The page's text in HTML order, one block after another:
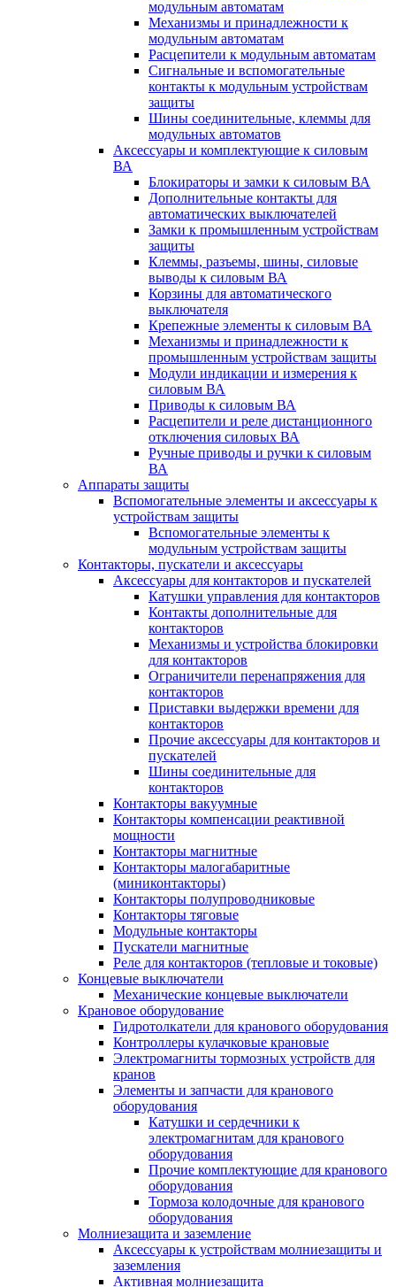
модульным автоматам
Механизмы и принадлежности к
модульным автоматам
Расцепители к модульным автоматам
Сигнальные и вспомогательные
контакты к модульным устройствам
защиты
Шины соединительные, клеммы для
модульных автоматов
Аксессуары и комплектующие к силовым
ВА
Блокираторы и замки к силовым ВА
Дополнительные контакты для
автоматических выключателей
Замки к промышленным устройствам
защиты
Клеммы, разъемы, шины, силовые
выводы к силовым ВА
Корзины для автоматического
выключателя
Крепежные элементы к силовым ВА
Механизмы и принадлежности к
промышленным устройствам защиты
Модули индикации и измерения к
силовым ВА
Приводы к силовым ВА
Расцепители и реле дистанционного
отключения силовых ВА
Ручные приводы и ручки к силовым
ВА
Аппараты защиты
Вспомогательные элементы и аксессуары к
устройствам защиты
Вспомогательные элементы к
модульным устройствам защиты
Контакторы, пускатели и аксессуары
Аксессуары для контакторов и пускателей
Катушки управления для контакторов
Контакты дополнительные для
контакторов
Механизмы и устройства блокировки
для контакторов
Ограничители перенапряжения для
контакторов
Приставки выдержки времени для
контакторов
Прочие аксессуары для контакторов и
пускателей
Шины соединительные для
контакторов
Контакторы вакуумные
Контакторы компенсации реактивной
мощности
Контакторы магнитные
Контакторы малогабаритные
(миниконтакторы)
Контакторы полупроводниковые
Контакторы тяговые
Модульные контакторы
Пускатели магнитные
Реле для контакторов (тепловые и токовые)
Концевые выключатели
Механические концевые выключатели
Крановое оборудование
Гидротолкатели для кранового оборудования
Контроллеры кулачковые крановые
Электромагниты тормозных устройств для
кранов
Элементы и запчасти для кранового
оборудования
Катушки и сердечники к
электромагнитам для кранового
оборудования
Прочие комплектующие для кранового
оборудования
Тормоза колодочные для кранового
оборудования
Молниезащита и заземление
Аксессуары к устройствам молниезащиты и
заземления
Активная молниезащита